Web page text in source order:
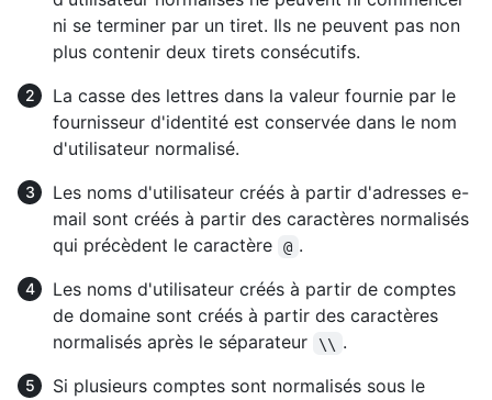
ni se terminer par un tiret. Ils ne peuvent pas non
plus contenir deux tirets consécutifs.
La casse des lettres dans la valeur fournie par le
fournisseur d'identité est conservée dans le nom
d'utilisateur normalisé.
Les noms d'utilisateur créés à partir d'adresses e-
mail sont créés à partir des caractères normalisés
qui précèdent le caractère
@ .
Les noms d'utilisateur créés à partir de comptes
de domaine sont créés à partir des caractères
normalisés après le séparateur
\\ .
Si plusieurs comptes sont normalisés sous le